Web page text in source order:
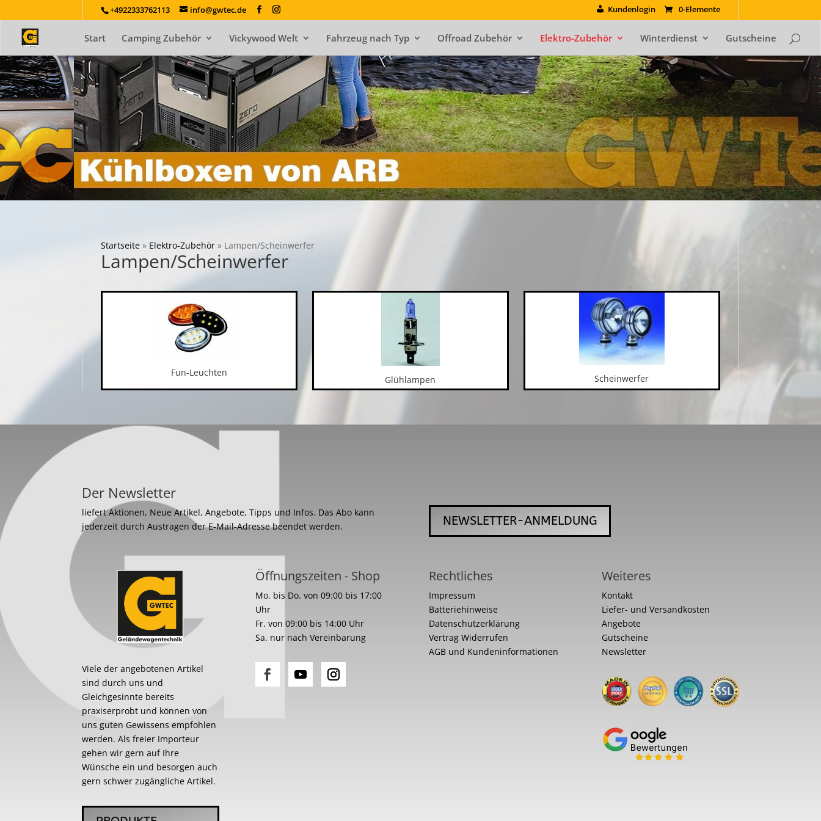
+4922333762113 info@gwtec.de Kundenlogin 0-Elemente
Start Camping Zubehör Vickywood Welt Fahrzeug nach Typ Offroad Zubehör Elektro-Zubehör Winterdienst Gutscheine
Startseite » Elektro-Zubehör » Lampen/Scheinwerfer
Lampen/Scheinwerfer
Fun-Leuchten
Glühlampen Scheinwerfer
Der Newsletter
liefert Aktionen, Neue Artikel, Angebote, Tipps und Infos. Das Abo kann
jederzeit durch Austragen der E-Mail-Adresse beendet werden.
NEWSLETTER-ANMELDUNG
Viele der angebotenen Artikel
sind durch uns und
Gleichgesinnte bereits
praxiserprobt und können von
uns guten Gewissens empfohlen
werden. Als freier Importeur
gehen wir gern auf Ihre
Wünsche ein und besorgen auch
gern schwer zugängliche Artikel.
Öffnungszeiten - Shop
Mo. bis Do. von 09:00 bis 17:00
Uhr
Fr. von 09:00 bis 14:00 Uhr
Sa. nur nach Vereinbarung
Rechtliches
Impressum
Batteriehinweise
Datenschutzerklärung
Vertrag Widerrufen
AGB und Kundeninformationen
Weiteres
Kontakt
Liefer- und Versandkosten
Angebote
Gutscheine
Newsletter